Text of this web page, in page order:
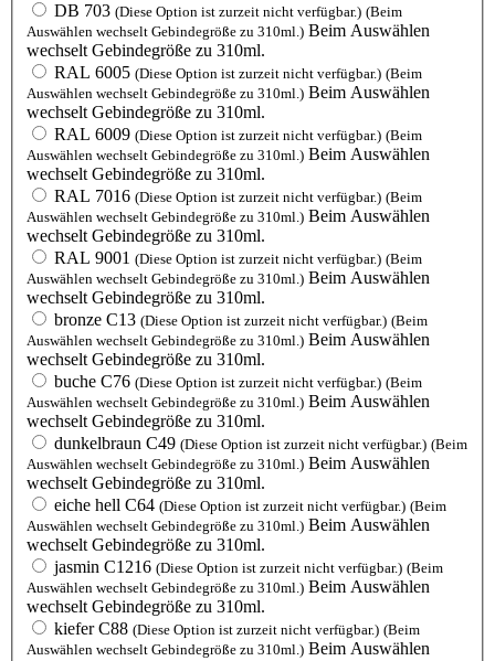
DB 703 (Diese Option ist zurzeit nicht verfügbar.) (Beim
Auswählen wechselt Gebindegröße zu 310ml.) Beim Auswählen
wechselt Gebindegröße zu 310ml.
RAL 6005 (Diese Option ist zurzeit nicht verfügbar.) (Beim
Auswählen wechselt Gebindegröße zu 310ml.) Beim Auswählen
wechselt Gebindegröße zu 310ml.
RAL 6009 (Diese Option ist zurzeit nicht verfügbar.) (Beim
Auswählen wechselt Gebindegröße zu 310ml.) Beim Auswählen
wechselt Gebindegröße zu 310ml.
RAL 7016 (Diese Option ist zurzeit nicht verfügbar.) (Beim
Auswählen wechselt Gebindegröße zu 310ml.) Beim Auswählen
wechselt Gebindegröße zu 310ml.
RAL 9001 (Diese Option ist zurzeit nicht verfügbar.) (Beim
Auswählen wechselt Gebindegröße zu 310ml.) Beim Auswählen
wechselt Gebindegröße zu 310ml.
bronze C13 (Diese Option ist zurzeit nicht verfügbar.) (Beim
Auswählen wechselt Gebindegröße zu 310ml.) Beim Auswählen
wechselt Gebindegröße zu 310ml.
buche C76 (Diese Option ist zurzeit nicht verfügbar.) (Beim
Auswählen wechselt Gebindegröße zu 310ml.) Beim Auswählen
wechselt Gebindegröße zu 310ml.
dunkelbraun C49 (Diese Option ist zurzeit nicht verfügbar.) (Beim
Auswählen wechselt Gebindegröße zu 310ml.) Beim Auswählen
wechselt Gebindegröße zu 310ml.
eiche hell C64 (Diese Option ist zurzeit nicht verfügbar.) (Beim
Auswählen wechselt Gebindegröße zu 310ml.) Beim Auswählen
wechselt Gebindegröße zu 310ml.
jasmin C1216 (Diese Option ist zurzeit nicht verfügbar.) (Beim
Auswählen wechselt Gebindegröße zu 310ml.) Beim Auswählen
wechselt Gebindegröße zu 310ml.
kiefer C88 (Diese Option ist zurzeit nicht verfügbar.) (Beim
Auswählen wechselt Gebindegröße zu 310ml.) Beim Auswählen